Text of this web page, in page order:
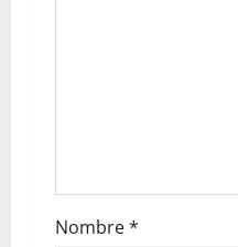
Nombre*